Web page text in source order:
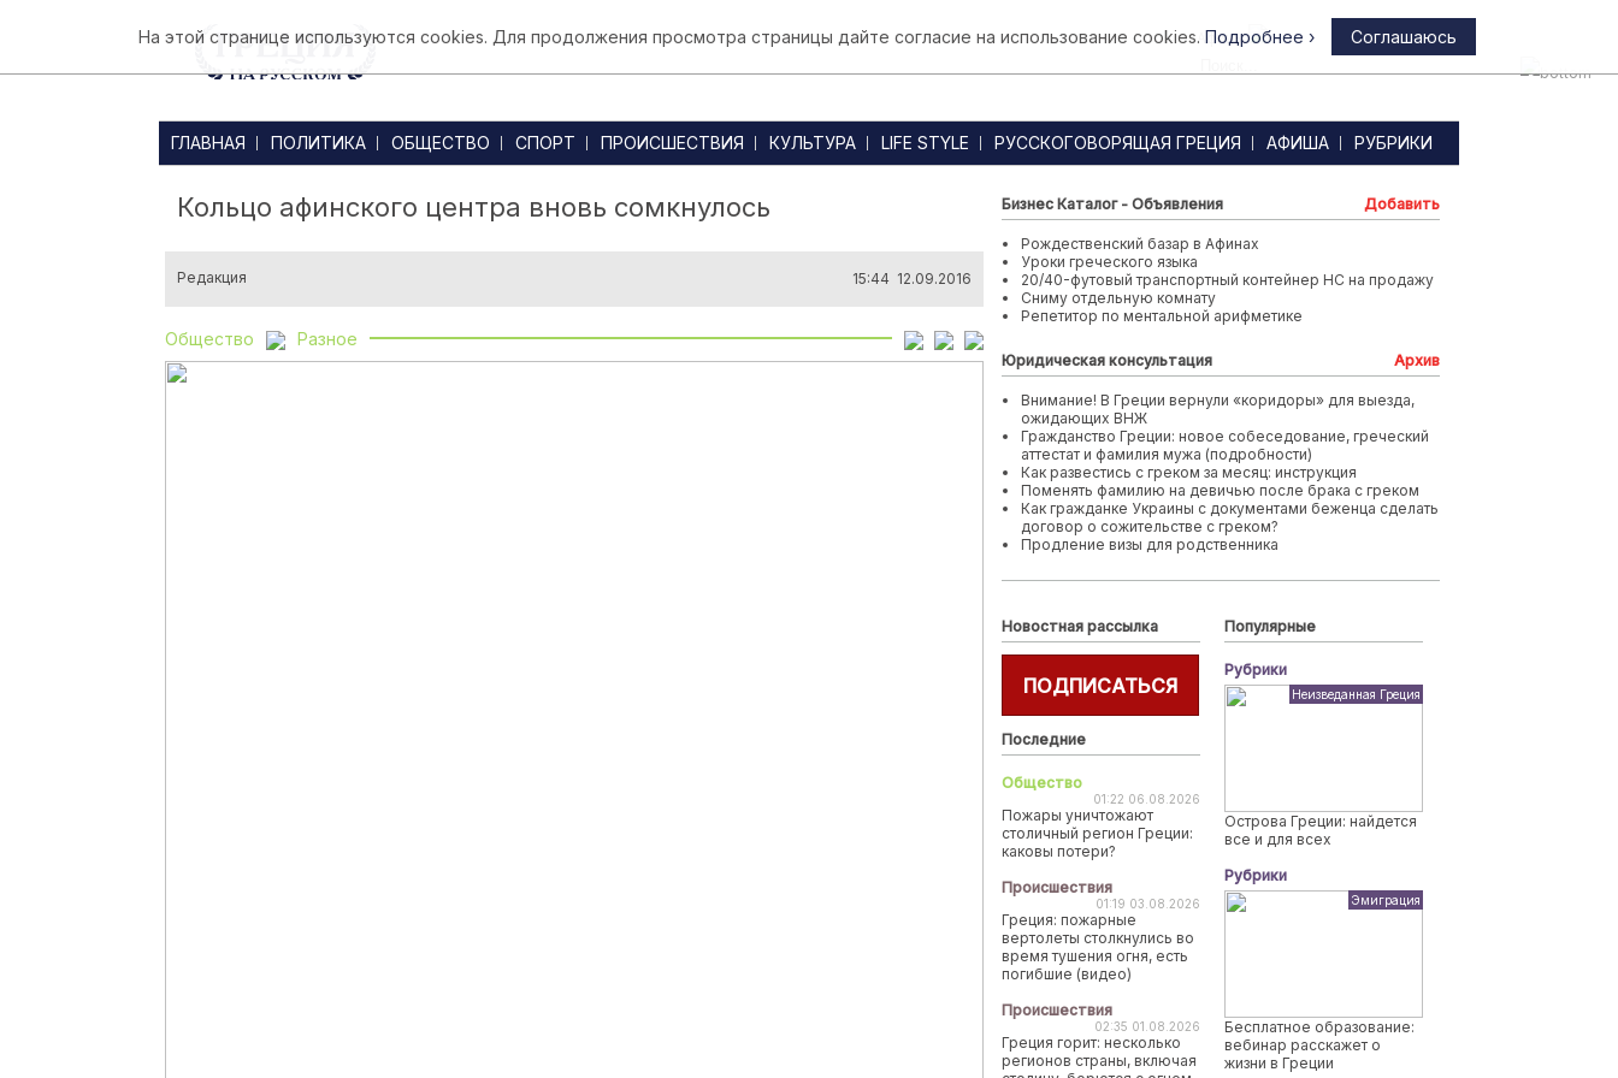
Афины
ГЛАВНАЯ ПОЛИТИКА ОБЩЕСТВО СПОРТ ПРОИСШЕСТВИЯ КУЛЬТУРА LIFE STYLE РУССКОГОВОРЯЩАЯ ГРЕЦИЯ АФИША РУБРИКИ
Кольцо афинского центра вновь сомкнулось
Редакция 15:44 12.09.2016
Общество Разное
Бизнес Каталог - Объявления Добавить
Рождественский базар в Афинах
Уроки греческого языка
20/40-футовый транспортный контейнер HC на продажу
Сниму отдельную комнату
Репетитор по ментальной арифметике
Юридическая консультация Архив
Внимание! В Греции вернули «коридоры» для выезда,
ожидающих ВНЖ
Гражданство Греции: новое собеседование, греческий
аттестат и фамилия мужа (подробности)
Как развестись с греком за месяц: инструкция
Поменять фамилию на девичью после брака с греком
Как гражданке Украины с документами беженца сделать
договор о сожительстве с греком?
Продление визы для родственника
Новостная рассылка
ПОДПИСАТЬСЯ
Последние
Общество
01:22 06.08.2026
Пожары уничтожают
столичный регион Греции:
каковы потери?
Происшествия
01:19 03.08.2026
Греция: пожарные
вертолеты столкнулись во
время тушения огня, есть
погибшие (видео)
Происшествия
02:35 01.08.2026
Греция горит: несколько
регионов страны, включая
Популярные
Рубрики
Неизведанная Греция
Острова Греции: найдется
все и для всех
Рубрики
Эмиграция
Бесплатное образование:
вебинар расскажет о
жизни в Греции
На этой странице используются cookies. Для продолжения просмотра страницы дайте согласие на использование cookies. Подробнее › Соглашаюсь